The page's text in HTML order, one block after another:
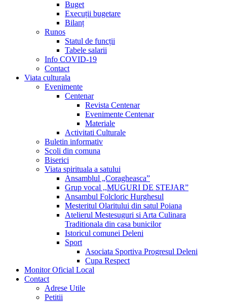
Buget
Execuții bugetare
Bilanț
Runos
Statul de funcții
Tabele salarii
Info COVID-19
Contact
Viata culturala
Evenimente
Centenar
Revista Centenar
Evenimente Centenar
Materiale
Activitati Culturale
Buletin informativ
Scoli din comuna
Biserici
Viata spirituala a satului
Ansamblul „Coragheasca”
Grup vocal ,,MUGURI DE STEJAR”
Ansambul Folcloric Hurghesul
Mesteritul Olaritului din satul Poiana
Atelierul Mestesuguri si Arta Culinara
Traditionala din casa bunicilor
Istoricul comunei Deleni
Sport
Asociata Sportiva Progresul Deleni
Cupa Respect
Monitor Oficial Local
Contact
Adrese Utile
Petitii